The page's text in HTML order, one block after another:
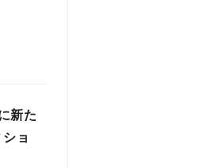
新た
ョ